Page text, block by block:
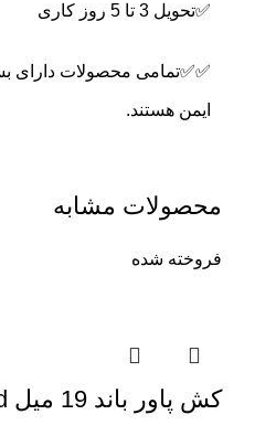
✅تحویل 3 تا 5 روز کاری
✅✅تمامی محصولات دارای
ایمن هستند.
محصولات مشابه
فروخته شده
کش پاور باند 19 میل Thera-Band